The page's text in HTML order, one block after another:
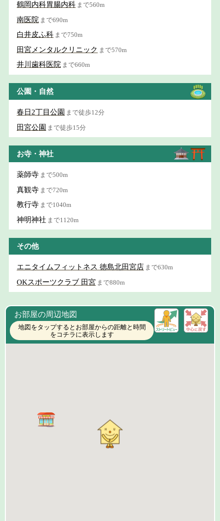
鶴岡内科胃腸内科 まで560m
南医院 まで690m
白井皮ふ科 まで750m
田宮メンタルクリニック まで570m
井川歯科医院 まで660m
公園・自然
春日2丁目公園 まで徒歩12分
田宮公園 まで徒歩15分
お寺・神社
薬師寺 まで500m
真観寺 まで720m
教行寺 まで1040m
神明神社 まで1120m
その他
エニタイムフィットネス 徳島北田宮店 まで630m
OKスポーツクラブ 田宮 まで880m
お部屋の周辺地図
地図をタップするとお部屋からの距離と時間
をコチラに表示します